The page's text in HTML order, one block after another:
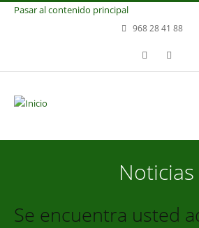
Pasar al contenido principal
968 28 41 88
Noticias
Se encuentra usted